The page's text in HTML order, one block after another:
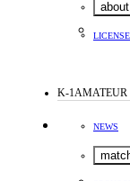
about
LICENSE
K-1AMATEUR
NEWS